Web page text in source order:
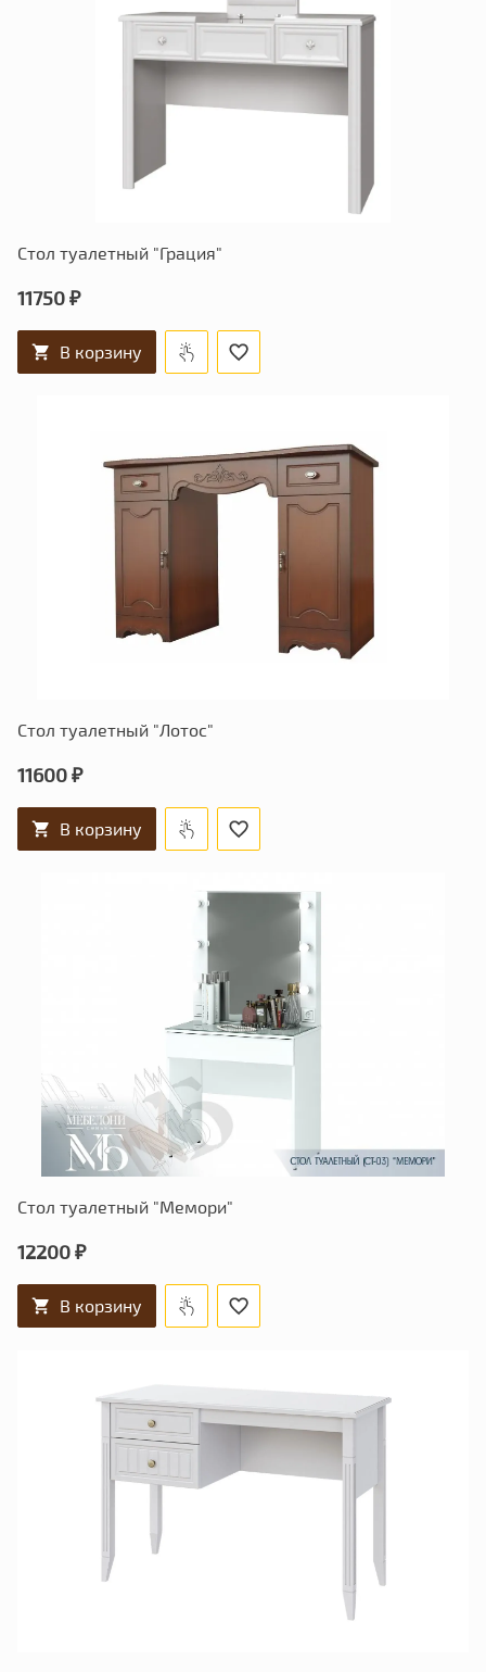
Стол туалетный "Грация"
11750 ₽
В корзину
Стол туалетный "Лотос"
11600 ₽
В корзину
Стол туалетный "Мемори"
12200 ₽
В корзину